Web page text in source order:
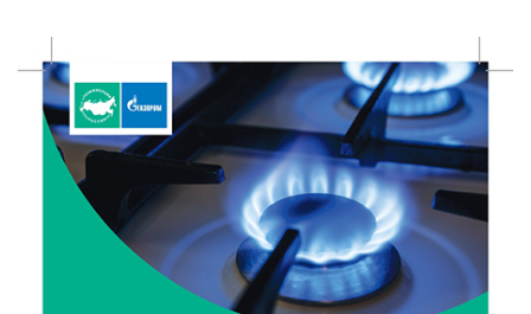
Светофор, ЮИДовцы и ГИБДД: в Ржевском округе
напомнили о важности дорожной дисциплины
8 Авг 2026 14:37 361
Педагог детского сада Святой Анны
Кашинской — лауреат всероссийского конкурса
299